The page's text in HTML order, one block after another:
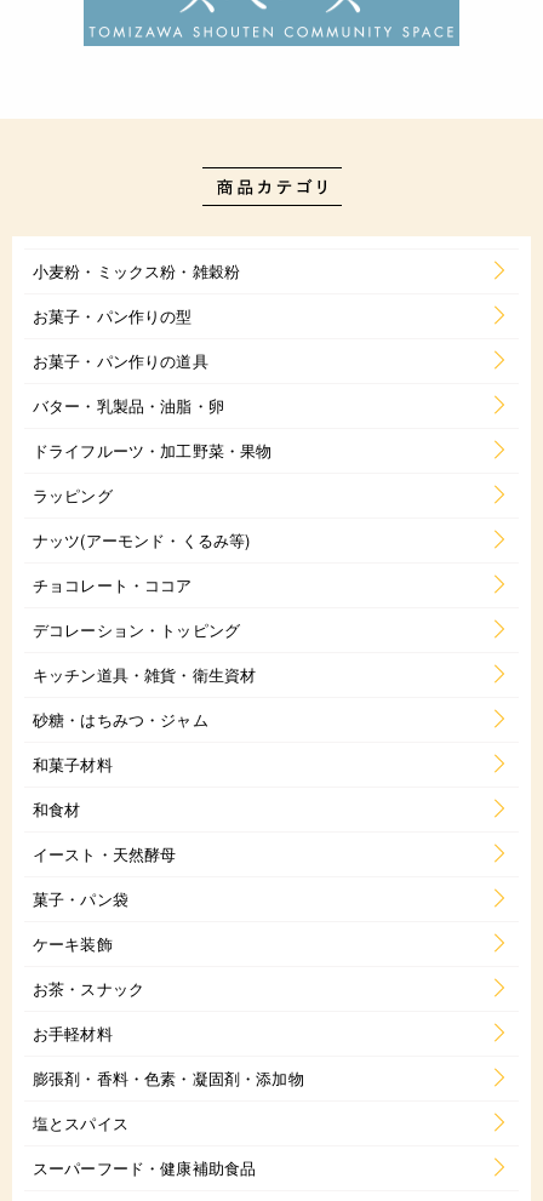
小麦粉・ミックス粉・雑穀粉
お菓子・パン作りの型
お菓子・パン作りの道具
バター・乳製品・油脂・卵
ドライフルーツ・加工野菜・果物
ラッピング
ナッツ(アーモンド・くるみ等)
チョコレート・ココア
デコレーション・トッピング
キッチン道具・雑貨・衛生資材
砂糖・はちみつ・ジャム
和菓子材料
和食材
イースト・天然酵母
菓子・パン袋
ケーキ装飾
お茶・スナック
お手軽材料
膨張剤・香料・色素・凝固剤・添加物
塩とスパイス
スーパーフード・健康補助食品